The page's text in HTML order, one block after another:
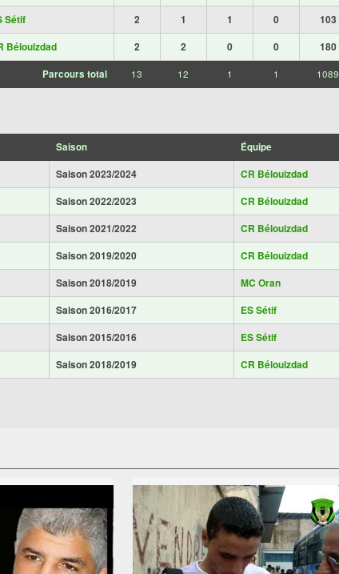
Sétif 2 1 1 0 103
Bélouizdad 2 2 0 0 180
Parcours total 13 12 1 1 1089
Saison Équipe
Saison 2023/2024 CR Bélouizdad
Saison 2022/2023 CR Bélouizdad
Saison 2021/2022 CR Bélouizdad
Saison 2019/2020 CR Bélouizdad
Saison 2018/2019 MC Oran
Saison 2016/2017 ES Sétif
Saison 2015/2016 ES Sétif
Saison 2018/2019 CR Bélouizdad